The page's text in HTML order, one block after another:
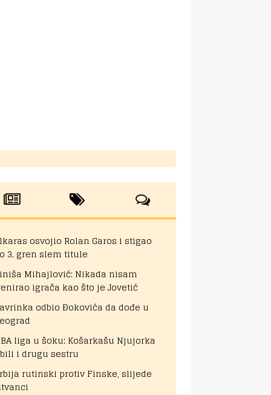
osvojio Rolan Garos i stigao
3. gren slem titule
Mihajlović: Nikada nisam
igrača kao što je Jovetić
odbio Đokovića da dođe u
liga u šoku: Košarkašu Njujorka
i drugu sestru
rutinski protiv Finske, slijede